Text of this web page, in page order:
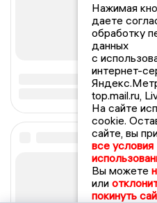
Нажимая
даете
обработку
данных
с
интернет-
top.mail.ru,
На сайте
cookie.
сайте, вы
все условия
Вы можете
или
покинуть